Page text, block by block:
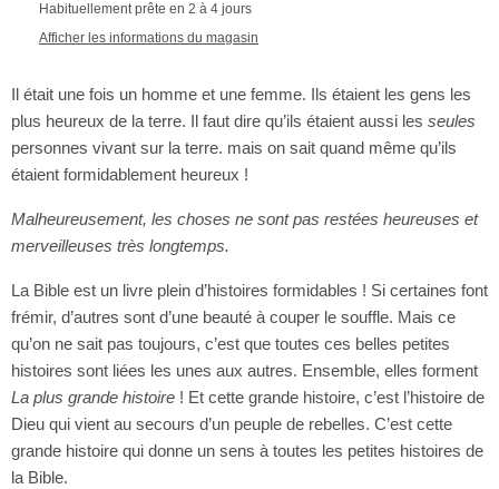
Habituellement prête en 2 à 4 jours
Afficher les informations du magasin
Il était une fois un homme et une femme. Ils étaient les gens les
plus heureux de la terre. Il faut dire qu’ils étaient aussi les seules
personnes vivant sur la terre. mais on sait quand même qu’ils
étaient formidablement heureux !
Malheureusement, les choses ne sont pas restées heureuses et
merveilleuses très longtemps.
La Bible est un livre plein d’histoires formidables ! Si certaines font
frémir, d’autres sont d’une beauté à couper le souffle. Mais ce
qu’on ne sait pas toujours, c’est que toutes ces belles petites
histoires sont liées les unes aux autres. Ensemble, elles forment
La plus grande histoire ! Et cette grande histoire, c’est l’histoire de
Dieu qui vient au secours d’un peuple de rebelles. C’est cette
grande histoire qui donne un sens à toutes les petites histoires de
la Bible.